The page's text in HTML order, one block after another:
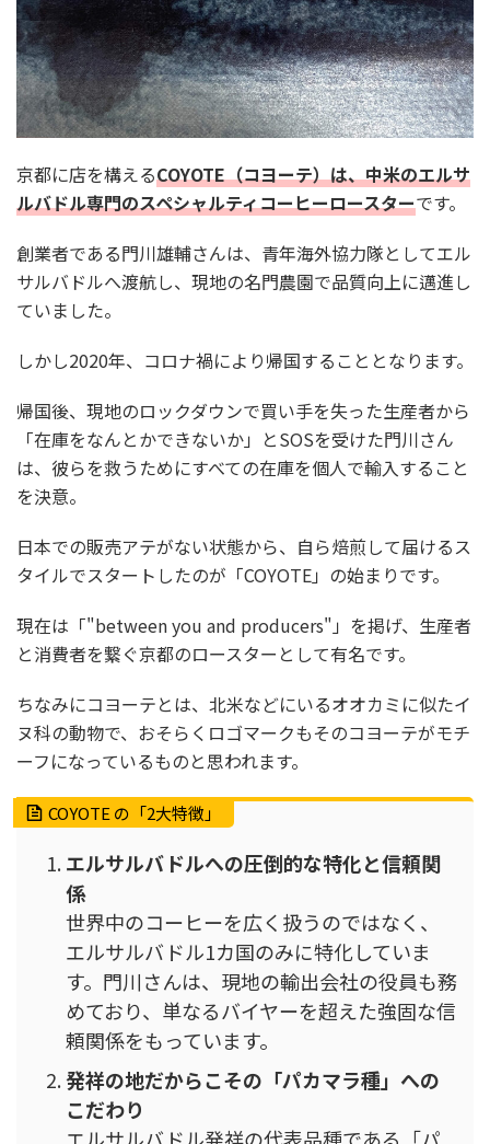
京都に店を構えるCOYOTE（コヨーテ）は、中米のエルサ
ルバドル専門のスペシャルティコーヒーロースターです。
創業者である門川雄輔さんは、青年海外協力隊としてエル
サルバドルへ渡航し、現地の名門農園で品質向上に邁進し
ていました。
しかし2020年、コロナ禍により帰国することとなります。
帰国後、現地のロックダウンで買い手を失った生産者から
「在庫をなんとかできないか」とSOSを受けた門川さん
は、彼らを救うためにすべての在庫を個人で輸入すること
を決意。
日本での販売アテがない状態から、自ら焙煎して届けるス
タイルでスタートしたのが「COYOTE」の始まりです。
現在は「"between you and producers"」を掲げ、生産者
と消費者を繋ぐ京都のロースターとして有名です。
ちなみにコヨーテとは、北米などにいるオオカミに似たイ
ヌ科の動物で、おそらくロゴマークもそのコヨーテがモチ
ーフになっているものと思われます。
COYOTE の「2大特徴」
エルサルバドルへの圧倒的な特化と信頼関
係
世界中のコーヒーを広く扱うのではなく、
エルサルバドル1カ国のみに特化していま
す。門川さんは、現地の輸出会社の役員も務
めており、単なるバイヤーを超えた強固な信
頼関係をもっています。
発祥の地だからこその「パカマラ種」への
こだわり